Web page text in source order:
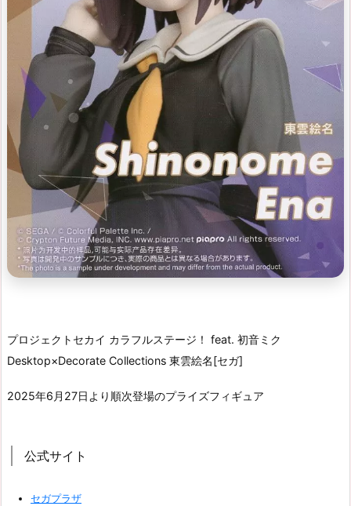
プロジェクトセカイ カラフルステージ！ feat. 初音ミク
Desktop×Decorate Collections 東雲絵名[セガ]
2025年6月27日より順次登場のプライズフィギュア
公式サイト
セガプラザ